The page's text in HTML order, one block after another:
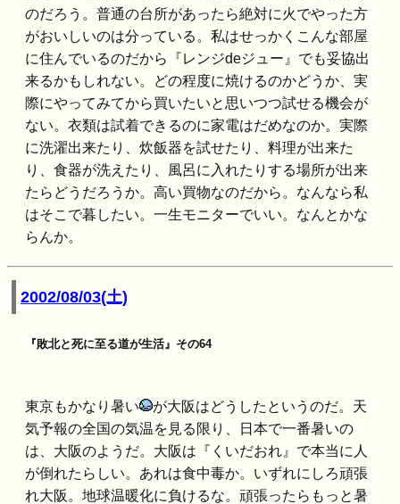
のだろう。普通の台所があったら絶対に火でやった方
がおいしいのは分っている。私はせっかくこんな部屋
に住んでいるのだから『レンジdeジュー』でも妥協出
来るかもしれない。どの程度に焼けるのかどうか、実
際にやってみてから買いたいと思いつつ試せる機会が
ない。衣類は試着できるのに家電はだめなのか。実際
に洗濯出来たり、炊飯器を試せたり、料理が出来た
り、食器が洗えたり、風呂に入れたりする場所が出来
たらどうだろうか。高い買物なのだから。なんなら私
はそこで暮したい。一生モニターでいい。なんとかな
らんか。
2002/08/03(土)
『敗北と死に至る道が生活』その64
東京もかなり暑い
が大阪はどうしたというのだ。天
気予報の全国の気温を見る限り、日本で一番暑いの
は、大阪のようだ。大阪は『くいだおれ』で本当に人
が倒れたらしい。あれは食中毒か。いずれにしろ頑張
れ大阪。地球温暖化に負けるな。頑張ったらもっと暑